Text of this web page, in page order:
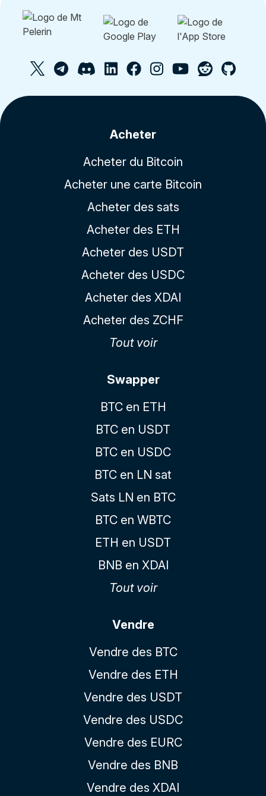
Acheter
Acheter du Bitcoin
Acheter une carte Bitcoin
Acheter des sats
Acheter des ETH
Acheter des USDT
Acheter des USDC
Acheter des XDAI
Acheter des ZCHF
Tout voir
Swapper
BTC en ETH
BTC en USDT
BTC en USDC
BTC en LN sat
Sats LN en BTC
BTC en WBTC
ETH en USDT
BNB en XDAI
Tout voir
Vendre
Vendre des BTC
Vendre des ETH
Vendre des USDT
Vendre des USDC
Vendre des EURC
Vendre des BNB
Vendre des XDAI